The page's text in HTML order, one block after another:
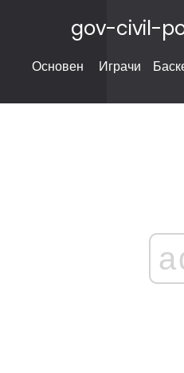
gov-civil-
Основен Играчи